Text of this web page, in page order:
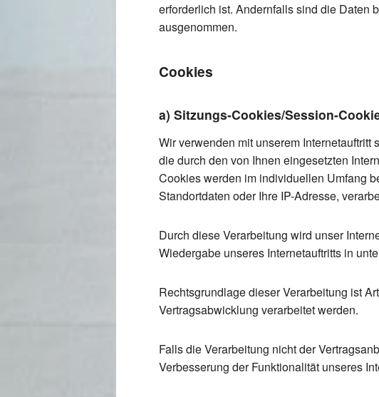
erforderlich ist. Andernfalls sind die Daten
ausgenommen.
Cookies
a) Sitzungs-Cookies/Session-
Wir verwenden mit unserem
die durch den von Ihnen eingesetzten
Cookies werden im individuellen Umfang
Standortdaten oder Ihre IP-Adresse,
Durch diese Verarbeitung wird unser
Wiedergabe unseres Internetauftritts in
Rechtsgrundlage dieser Verarbeitung ist
Vertragsabwicklung verarbeitet werden.
Falls die Verarbeitung nicht der
Verbesserung der Funktionalität unseres